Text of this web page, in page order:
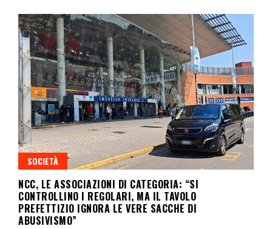
SOCIETÀ
NCC, LE ASSOCIAZIONI DI CATEGORIA: “SI
CONTROLLINO I REGOLARI, MA IL TAVOLO
PREFETTIZIO IGNORA LE VERE SACCHE DI
ABUSIVISMO”